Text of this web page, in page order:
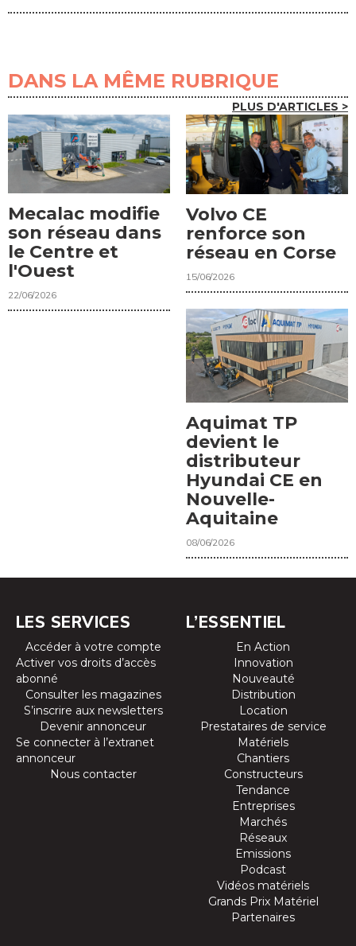
DANS LA MÊME RUBRIQUE
PLUS D'ARTICLES >
Mecalac modifie
son réseau dans
le Centre et
l'Ouest
22/06/2026
Volvo CE
renforce son
réseau en Corse
15/06/2026
Aquimat TP
devient le
distributeur
Hyundai CE en
Nouvelle-
Aquitaine
08/06/2026
LES SERVICES
Accéder à votre compte
Activer vos droits d’accès
abonné
Consulter les magazines
S’inscrire aux newsletters
Devenir annonceur
Se connecter à l’extranet
annonceur
Nous contacter
L’ESSENTIEL
En Action
Innovation
Nouveauté
Distribution
Location
Prestataires de service
Matériels
Chantiers
Constructeurs
Tendance
Entreprises
Marchés
Réseaux
Emissions
Podcast
Vidéos matériels
Grands Prix Matériel
Partenaires